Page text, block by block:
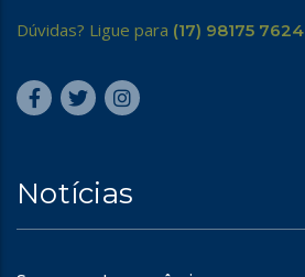
Dúvidas? Ligue para (17) 98175 7624
Notícias